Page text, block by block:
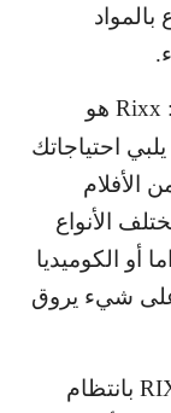
Rixx هو
احتياجاتك
الأفلام
الأنواع
أو الكوميديا
على شيء يروق
بانتظام